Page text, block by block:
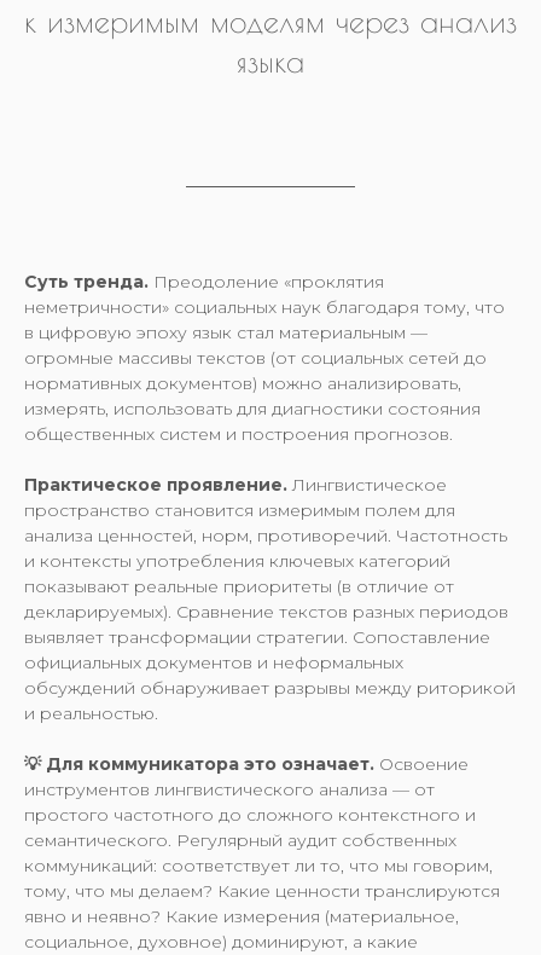
к измеримым моделям через анализ
языка
Суть тренда. Преодоление «проклятия
неметричности» социальных наук благодаря тому, что
в цифровую эпоху язык стал материальным —
огромные массивы текстов (от социальных сетей до
нормативных документов) можно анализировать,
измерять, использовать для диагностики состояния
общественных систем и построения прогнозов.
Практическое проявление.Лингвистическое
пространство становится измеримым полем для
анализа ценностей, норм, противоречий. Частотность
и контексты употребления ключевых категорий
показывают реальные приоритеты (в отличие от
декларируемых). Сравнение текстов разных периодов
выявляет трансформации стратегии. Сопоставление
официальных документов и неформальных
обсуждений обнаруживает разрывы между риторикой
и реальностью.
💡 Для коммуникатора это означает. Освоение
инструментов лингвистического анализа — от
простого частотного до сложного контекстного и
семантического. Регулярный аудит собственных
коммуникаций: соответствует ли то, что мы говорим,
тому, что мы делаем? Какие ценности транслируются
явно и неявно? Какие измерения (материальное,
социальное, духовное) доминируют, а какие